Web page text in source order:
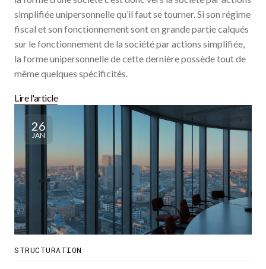
simplifiée unipersonnelle qu’il faut se tourner. Si son régime
fiscal et son fonctionnement sont en grande partie calqués
sur le fonctionnement de la société par actions simplifiée,
la forme unipersonnelle de cette dernière possède tout de
même quelques spécificités.
Lire l'article
26
JAN
STRUCTURATION